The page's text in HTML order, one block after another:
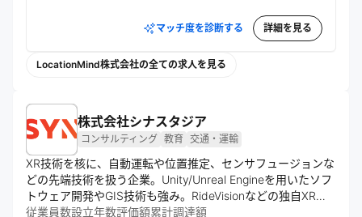
マッチ度を診断する 詳細を見る
LocationMind株式会社の全ての求人を見る
株式会社シナスタジア
コンサルティング 教育 交通・運輸
XR技術を核に、自動運転や位置推定、センサフュージョンな
どの先端技術を扱う企業。Unity/Unreal Engineを用いたソフ
トウェア開発やGIS技術も強み。RideVisionなどの独自XR技
術を開発し、移動体験の付加価値向上を目指す。技術コンサ
従業員数設立年数評価額累計調達額